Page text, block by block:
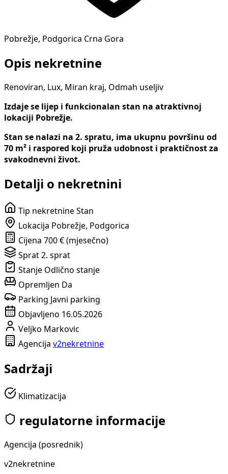
Pobrežje, Podgorica Crna Gora
Opis nekretnine
Renoviran, Lux, Miran kraj, Odmah useljiv
Izdaje se lijep i funkcionalan stan na atraktivnoj
lokaciji Pobrežje.
Stan se nalazi na 2. spratu, ima ukupnu površinu od
70 m² i raspored koji pruža udobnost i praktičnost za
svakodnevni život.
Detalji o nekretnini
Tip nekretnine Stan
Lokacija Pobrežje, Podgorica
Cijena 700 € (mjesečno)
Sprat 2. sprat
Stanje Odlično stanje
Opremljen Da
Parking Javni parking
Objavljeno 16.05.2026
Veljko Markovic
Agencija v2nekretnine
Sadržaji
Klimatizacija
regulatorne informacije
Agencija (posrednik)
v2nekretnine